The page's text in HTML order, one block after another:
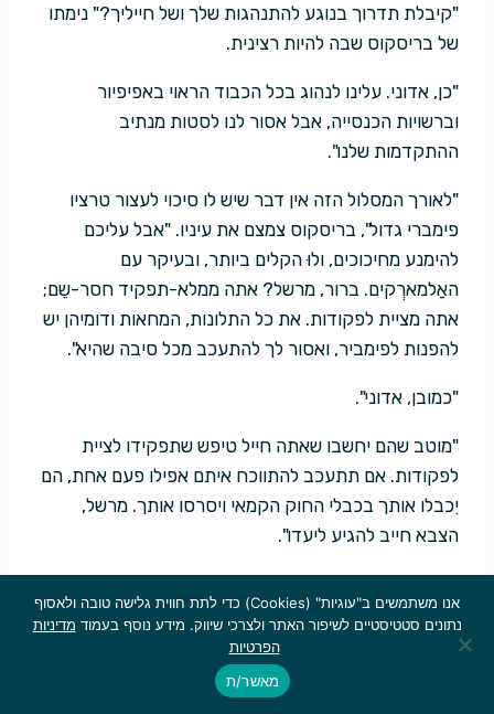
"קיבלת תדרוך בנוגע להתנהגות שלך ושל חייליך?" נימתו
של בריסקוס שבה להיות רצינית.
"כן, אדוני. עלינו לנהוג בכל הכבוד הראוי באפיפיור
וברשויות הכנסייה, אבל אסור לנו לסטות מנתיב
ההתקדמות שלנו".
"לאורך המסלול הזה אין דבר שיש לו סיכוי לעצור טרציו
פימברי גדול", בריסקוס צמצם את עיניו. "אבל עליכם
להימנע מחיכוכים, ולוּ הקלים ביותר, ובעיקר עם
האַלמארְקים. ברור, מרשל? אתה ממלא-תפקיד חסר-שֵם;
אתה מציית לפקודות. את כל התלונות, המחאות ודומיהן יש
להפנות לפימביר, ואסור לך להתעכב מכל סיבה שהיא".
"כמובן, אדוני".
"מוטב שהם יחשבו שאתה חייל טיפש שתפקידו לציית
לפקודות. אם תתעכב להתווכח איתם אפילו פעם אחת, הם
יִכבלו אותך בכבלי החוק הקמאי ויסרסו אותך. מרשל,
הצבא חייב להגיע ליעדו".
אדוני".
"טוב מאוד. דרך צלחה. אתה משוחרר".
אנו משתמשים ב"עוגיות" (Cookies) כדי לתת חווית גלישה טובה ולאסוף
נתונים סטטיסטיים לשיפור האתר ולצרכי שיווק. מידע נוסף בעמוד מדיניות
הפרטיות
מאשר/ת